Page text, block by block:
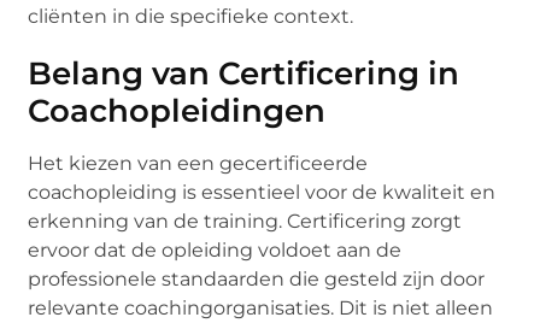
cliënten in die specifieke context.
Belang van Certificering in
Coachopleidingen
Het kiezen van een gecertificeerde
coachopleiding is essentieel voor de kwaliteit en
erkenning van de training. Certificering zorgt
ervoor dat de opleiding voldoet aan de
professionele standaarden die gesteld zijn door
relevante coachingorganisaties. Dit is niet alleen